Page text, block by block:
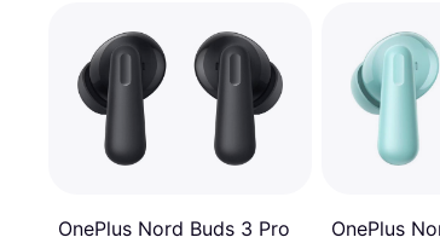
OnePlus Nord Buds 3 Pro
OnePlus